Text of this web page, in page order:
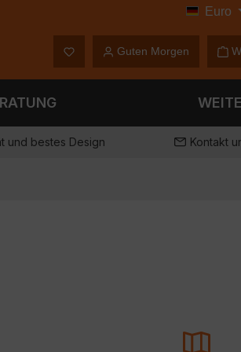
€
Euro
Du hast 0 Produkte auf dem
Guten Morgen
und bestes Design Kontakt
Design und gibt so